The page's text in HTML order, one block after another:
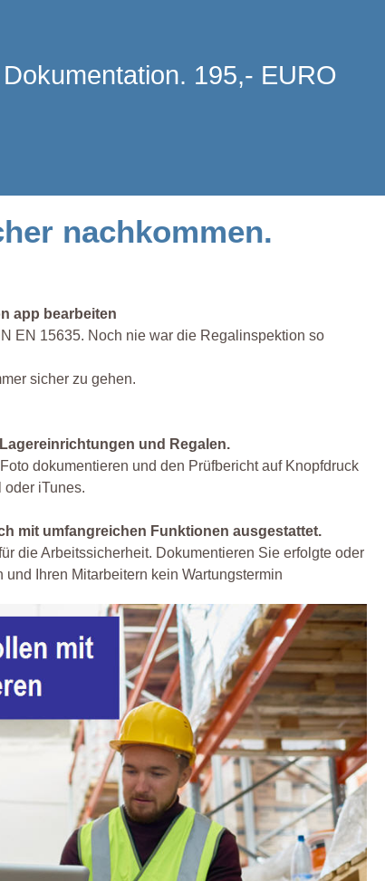
195,- EURO
nachkommen.
app bearbeiten
EN 15635. Noch nie war die Regalinspektion so
sicher zu gehen.
und Regalen.
dokumentieren und den Prüfbericht auf Knopfdruck
oder iTunes.
mit umfangreichen Funktionen ausgestattet.
die Arbeitssicherheit. Dokumentieren Sie erfolgte oder
Ihren Mitarbeitern kein Wartungstermin